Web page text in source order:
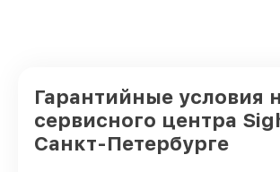
Гарантийные условия
сервисного центра
Санкт-Петербурге